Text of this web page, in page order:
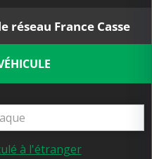
réseau France Casse
à l'étranger